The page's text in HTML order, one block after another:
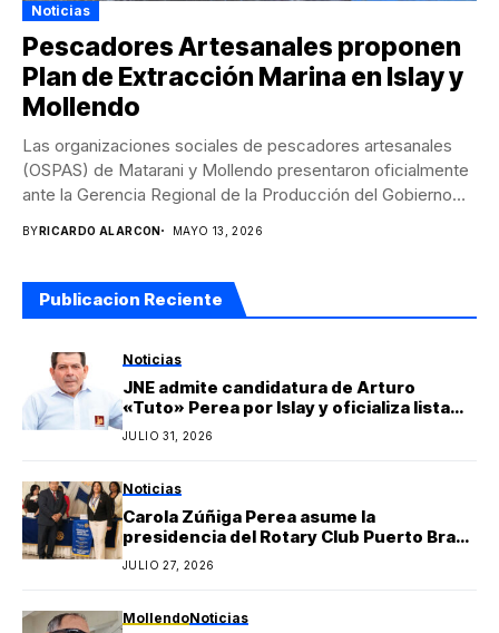
Noticias
Pescadores Artesanales proponen
Plan de Extracción Marina en Islay y
Mollendo
Las organizaciones sociales de pescadores artesanales
(OSPAS) de Matarani y Mollendo presentaron oficialmente
ante la Gerencia Regional de la Producción del Gobierno
BYRICARDO ALARCON MAYO 13, 2026
Publicacion Reciente
Noticias
JNE admite candidatura de Arturo
«Tuto» Perea por Islay y oficializa lista
regional de Yo Arequipa encabezada por
Berly Gonzales
JULIO 31, 2026
Noticias
Carola Zúñiga Perea asume la
presidencia del Rotary Club Puerto Bravo
Mollendo y anuncia proyectos sociales
para la provincia de Islay
JULIO 27, 2026
MollendoNoticias